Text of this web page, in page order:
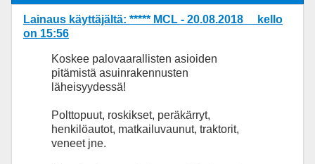
Lainaus käyttäjältä: ***** MCL - 20.08.2018 kello
on 15:56
Koskee palovaarallisten asioiden
pitämistä asuinrakennusten
läheisyydessä!
Polttopuut, roskikset, peräkärryt,
henkilöautot, matkailuvaunut, traktorit,
veneet jne.